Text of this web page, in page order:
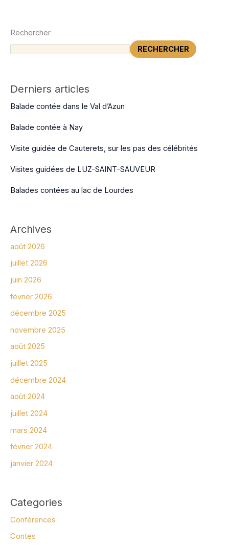
Rechercher
RECHERCHER
Derniers articles
Balade contée dans le Val d’Azun
Balade contée à Nay
Visite guidée de Cauterets, sur les pas des célébrités
Visites guidées de LUZ-SAINT-SAUVEUR
Balades contées au lac de Lourdes
Archives
août 2026
juillet 2026
juin 2026
février 2026
décembre 2025
novembre 2025
août 2025
juillet 2025
décembre 2024
août 2024
juillet 2024
mars 2024
février 2024
janvier 2024
Categories
Conférences
Contes